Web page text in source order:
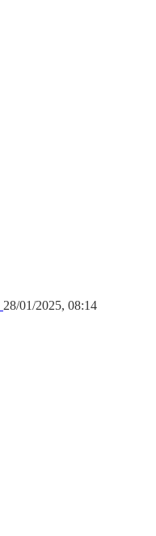
28/01/2025, 08:14